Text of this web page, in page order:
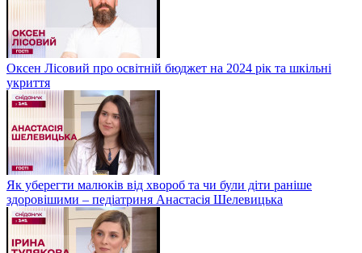
Оксен Лісовий про освітній бюджет на 2024 рік та шкільні
укриття
Як уберегти малюків від хвороб та чи були діти раніше
здоровішими – педіатриня Анастасія Шелевицька